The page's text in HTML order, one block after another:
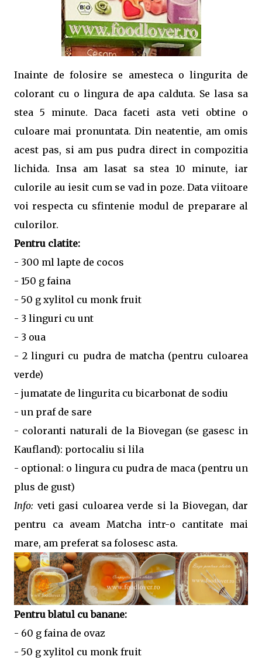
Inainte de folosire se amesteca o lingurita de
colorant cu o lingura de apa calduta. Se lasa sa
stea 5 minute. Daca faceti asta veti obtine o
culoare mai pronuntata. Din neatentie, am omis
acest pas, si am pus pudra direct in compozitia
lichida. Insa am lasat sa stea 10 minute, iar
culorile au iesit cum se vad in poze. Data viitoare
voi respecta cu sfintenie modul de preparare al
culorilor.
Pentru clatite:
- 300 ml lapte de cocos
- 150 g faina
- 50 g xylitol cu monk fruit
- 3 linguri cu unt
- 3 oua
- 2 linguri cu pudra de matcha (pentru culoarea
verde)
- jumatate de lingurita cu bicarbonat de sodiu
- un praf de sare
- coloranti naturali de la Biovegan (se gasesc in
Kaufland): portocaliu si lila
- optional: o lingura cu pudra de maca (pentru un
plus de gust)
Info: veti gasi culoarea verde si la Biovegan, dar
pentru ca aveam Matcha intr-o cantitate mai
mare, am preferat sa folosesc asta.
Pentru blatul cu banane:
- 60 g faina de ovaz
- 50 g xylitol cu monk fruit